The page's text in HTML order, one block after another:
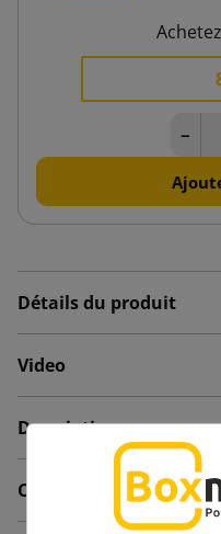
−
Détails du produit
Video
Description
Commentaires